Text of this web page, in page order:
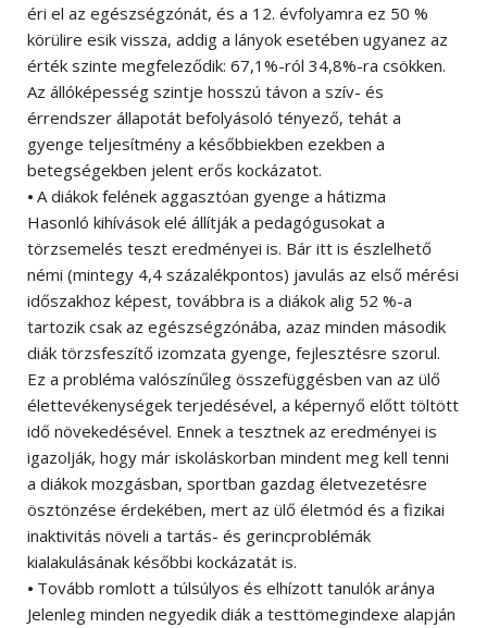
éri el az egészségzónát, és a 12. évfolyamra ez 50 %
körülire esik vissza, addig a lányok esetében ugyanez az
érték szinte megfeleződik: 67,1%-ról 34,8%-ra csökken.
Az állóképesség szintje hosszú távon a szív- és
érrendszer állapotát befolyásoló tényező, tehát a
gyenge teljesítmény a későbbiekben ezekben a
betegségekben jelent erős kockázatot.
⦁ A diákok felének aggasztóan gyenge a hátizma
Hasonló kihívások elé állítják a pedagógusokat a
törzsemelés teszt eredményei is. Bár itt is észlelhető
némi (mintegy 4,4 százalékpontos) javulás az első mérési
időszakhoz képest, továbbra is a diákok alig 52 %-a
tartozik csak az egészségzónába, azaz minden második
diák törzsfeszítő izomzata gyenge, fejlesztésre szorul.
Ez a probléma valószínűleg összefüggésben van az ülő
élettevékenységek terjedésével, a képernyő előtt töltött
idő növekedésével. Ennek a tesztnek az eredményei is
igazolják, hogy már iskoláskorban mindent meg kell tenni
a diákok mozgásban, sportban gazdag életvezetésre
ösztönzése érdekében, mert az ülő életmód és a fizikai
inaktivitás növeli a tartás- és gerincproblémák
kialakulásának későbbi kockázatát is.
⦁ Tovább romlott a túlsúlyos és elhízott tanulók aránya
Jelenleg minden negyedik diák a testtömegindexe alapján